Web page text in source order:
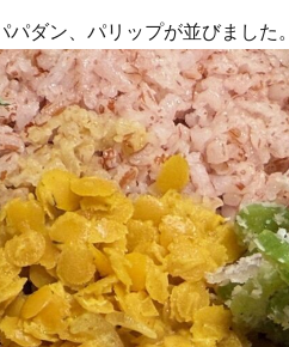
ダン、パリップが並びました。